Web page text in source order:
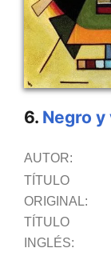
6. Negro
AUTOR:
TÍTULO
ORIGINAL:
TÍTULO
INGLÉS: